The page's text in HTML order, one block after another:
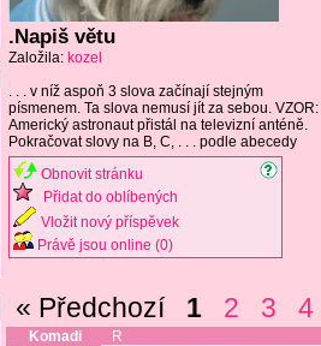
.Napiš větu
Založila: kozel
. . . v níž aspoň 3 slova začínají stejným
písmenem. Ta slova nemusí jít za sebou. VZOR:
Americký astronaut přistál na televizní anténě.
Pokračovat slovy na B, C, . . . podle abecedy
Obnovit stránku
Přidat do oblíbených
Vložit nový příspěvek
Právě jsou online (0)
« Předchozí 1 2 3 4
Komadi R